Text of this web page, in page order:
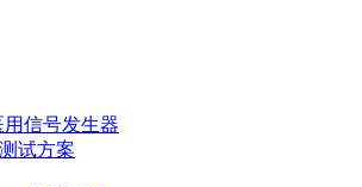
信号发生器
试方案